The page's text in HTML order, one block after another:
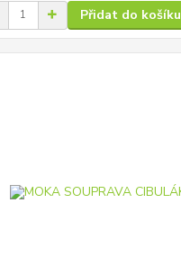
Přidat do košíku